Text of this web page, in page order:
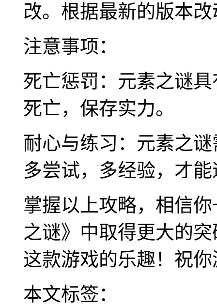
改。根据最新的版本
注意事项：
死亡惩罚：元素之谜
死亡，保存实力。
耐心与练习：元素之
多尝试，多经验，才
掌握以上攻略，相信
之谜》中取得更大的
这款游戏的乐趣！祝
本文标签：